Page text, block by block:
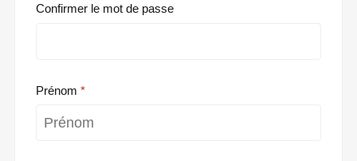
Confirmer le mot de passe
Prénom